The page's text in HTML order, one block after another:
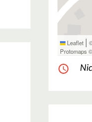
Leaflet |
Protomaps ©